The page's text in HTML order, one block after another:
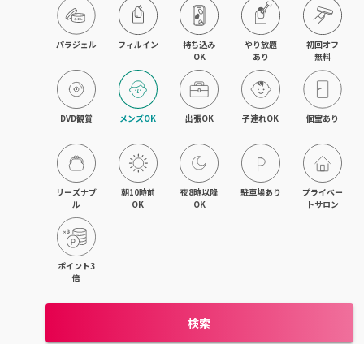
武蔵小杉・日吉・綱島
相模大野・小田急相模原
東林間・中央林間・南林間
大和・さがみ野・二俣川
上大岡・金沢文庫・港南台
パラジェル フィルイン
持ち込み
OK
やり放題
あり
初回オフ
無料
DVD観賞 メンズOK 出張OK 子連れOK 個室あり
リーズナブ
ル
朝10時前
OK
夜8時以降
OK
駐車場あり
プライベー
トサロン
ポイント3
倍
検索